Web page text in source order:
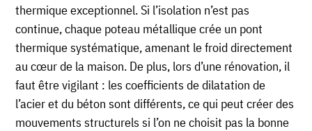
thermique exceptionnel. Si l’isolation n’est pas
continue, chaque poteau métallique crée un pont
thermique systématique, amenant le froid directement
au cœur de la maison. De plus, lors d’une rénovation, il
faut être vigilant : les coefficients de dilatation de
l’acier et du béton sont différents, ce qui peut créer des
mouvements structurels si l’on ne choisit pas la bonne